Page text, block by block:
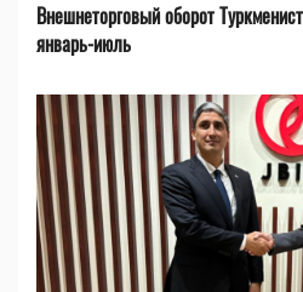
Внешнеторговый оборот
январь-июль